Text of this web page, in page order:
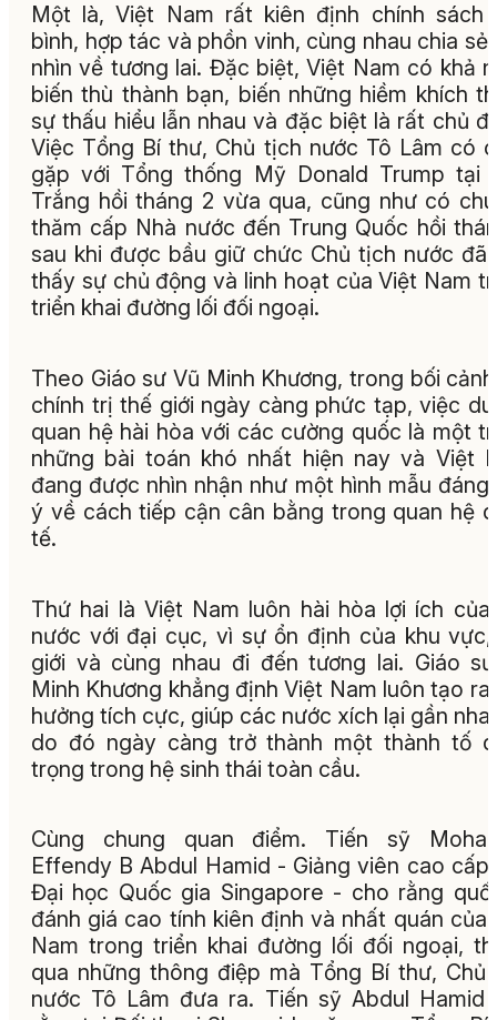
Một là, Việt Nam rất kiên định chính sách
bình, hợp tác và phồn vinh, cùng nhau chia sẻ
nhìn về tương lai. Đặc biệt, Việt Nam có khả
biến thù thành bạn, biến những hiềm khích
sự thấu hiểu lẫn nhau và đặc biệt là rất chủ
Việc Tổng Bí thư, Chủ tịch nước Tô Lâm có
gặp với Tổng thống Mỹ Donald Trump tại
Trắng hồi tháng 2 vừa qua, cũng như có
thăm cấp Nhà nước đến Trung Quốc hồi
sau khi được bầu giữ chức Chủ tịch nước đã
thấy sự chủ động và linh hoạt của Việt Nam
triển khai đường lối đối ngoại.
Theo Giáo sư Vũ Minh Khương, trong bối
chính trị thế giới ngày càng phức tạp, việc
quan hệ hài hòa với các cường quốc là một
những bài toán khó nhất hiện nay và Việt
đang được nhìn nhận như một hình mẫu đáng
ý về cách tiếp cận cân bằng trong quan hệ
tế.
Thứ hai là Việt Nam luôn hài hòa lợi ích
nước với đại cục, vì sự ổn định của khu
giới và cùng nhau đi đến tương lai. Giáo
Minh Khương khẳng định Việt Nam luôn tạo ra
hưởng tích cực, giúp các nước xích lại gần
do đó ngày càng trở thành một thành tố
trọng trong hệ sinh thái toàn cầu.
Cùng chung quan điểm. Tiến sỹ
Effendy B Abdul Hamid - Giảng viên cao cấp
Đại học Quốc gia Singapore - cho rằng
đánh giá cao tính kiên định và nhất quán của
Nam trong triển khai đường lối đối ngoại,
qua những thông điệp mà Tổng Bí thư, Chủ
nước Tô Lâm đưa ra. Tiến sỹ Abdul Hamid